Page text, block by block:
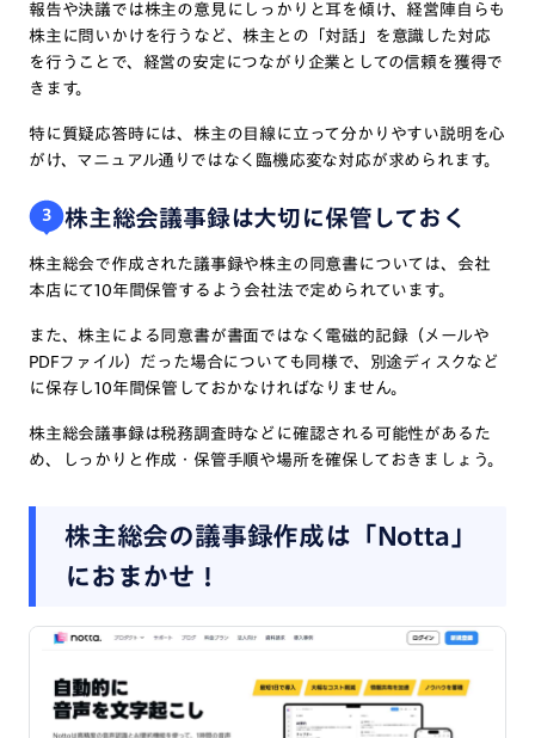
報告や決議では株主の意見にしっかりと耳を傾け、経営陣自らも
株主に問いかけを行うなど、株主との「対話」を意識した対応
を行うことで、経営の安定につながり企業としての信頼を獲得で
きます。
特に質疑応答時には、株主の目線に立って分かりやすい説明を心
がけ、マニュアル通りではなく臨機応変な対応が求められます。
3 株主総会議事録は大切に保管しておく
株主総会で作成された議事録や株主の同意書については、会社
本店にて10年間保管するよう会社法で定められています。
また、株主による同意書が書面ではなく電磁的記録（メールや
PDFファイル）だった場合についても同様で、別途ディスクなど
に保存し10年間保管しておかなければなりません。
株主総会議事録は税務調査時などに確認される可能性があるた
め、しっかりと作成・保管手順や場所を確保しておきましょう。
株主総会の議事録作成は「Notta」
におまかせ！